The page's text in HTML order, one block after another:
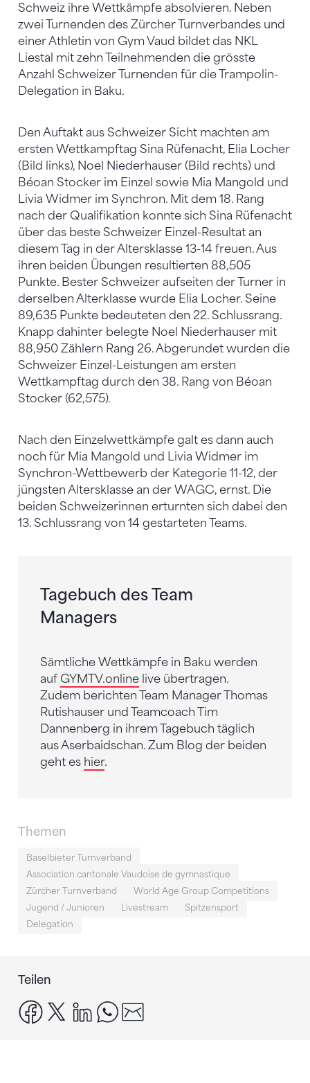
Schweiz ihre Wettkämpfe absolvieren. Neben
zwei Turnenden des Zürcher Turnverbandes und
einer Athletin von Gym Vaud bildet das NKL
Liestal mit zehn Teilnehmenden die grösste
Anzahl Schweizer Turnenden für die Trampolin-
Delegation in Baku.
Den Auftakt aus Schweizer Sicht machten am
ersten Wettkampftag Sina Rüfenacht, Elia Locher
(Bild links), Noel Niederhauser (Bild rechts) und
Béoan Stocker im Einzel sowie Mia Mangold und
Livia Widmer im Synchron. Mit dem 18. Rang
nach der Qualifikation konnte sich Sina Rüfenacht
über das beste Schweizer Einzel-Resultat an
diesem Tag in der Altersklasse 13-14 freuen. Aus
ihren beiden Übungen resultierten 88,505
Punkte. Bester Schweizer aufseiten der Turner in
derselben Alterklasse wurde Elia Locher. Seine
89,635 Punkte bedeuteten den 22. Schlussrang.
Knapp dahinter belegte Noel Niederhauser mit
88,950 Zählern Rang 26. Abgerundet wurden die
Schweizer Einzel-Leistungen am ersten
Wettkampftag durch den 38. Rang von Béoan
Stocker (62,575).
Nach den Einzelwettkämpfe galt es dann auch
noch für Mia Mangold und Livia Widmer im
Synchron-Wettbewerb der Kategorie 11-12, der
jüngsten Altersklasse an der WAGC, ernst. Die
beiden Schweizerinnen erturnten sich dabei den
13. Schlussrang von 14 gestarteten Teams.
Tagebuch des Team
Managers
Sämtliche Wettkämpfe in Baku werden
auf GYMTV.online live übertragen.
Zudem berichten Team Manager Thomas
Rutishauser und Teamcoach Tim
Dannenberg in ihrem Tagebuch täglich
aus Aserbaidschan. Zum Blog der beiden
geht es hier.
Themen
Baselbieter Turnverband
Association cantonale Vaudoise de gymnastique
Zürcher Turnverband
World Age Group Competitions
Jugend / Junioren
Livestream
Spitzensport
Delegation
Teilen
facebook
x linkedinwhatsapp